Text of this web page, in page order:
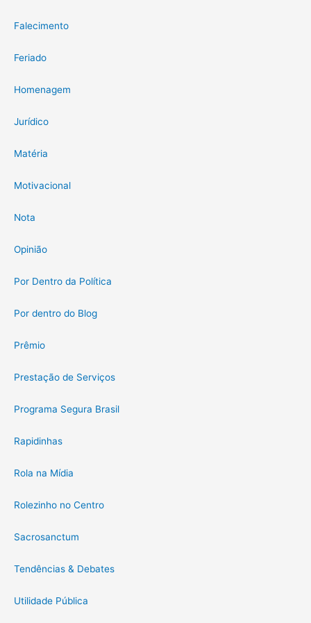
Falecimento
Feriado
Homenagem
Jurídico
Matéria
Motivacional
Nota
Opinião
Por Dentro da Política
Por dentro do Blog
Prêmio
Prestação de Serviços
Programa Segura Brasil
Rapidinhas
Rola na Mídia
Rolezinho no Centro
Sacrosanctum
Tendências & Debates
Utilidade Pública